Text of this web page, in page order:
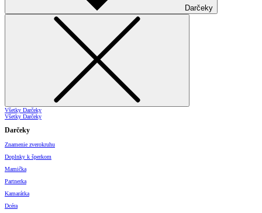
Darčeky
Všetky Darčeky
Všetky Darčeky
Darčeky
Znamenie zverokruhu
Doplnky k šperkom
Mamička
Partnerka
Kamarátka
Dcéra